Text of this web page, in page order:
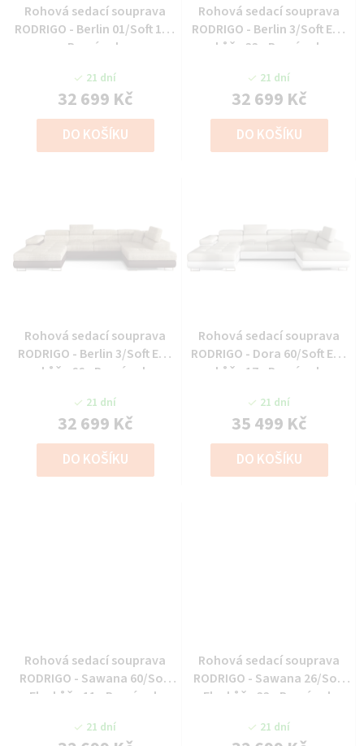
Rohová sedací souprava
RODRIGO - Berlin 01/Soft 17 -
Pravý roh
21 dní
32 699 Kč
DO KOŠÍKU
Rohová sedací souprava
RODRIGO - Berlin 3/Soft Eko
kůže 33 - Pravý roh
21 dní
32 699 Kč
DO KOŠÍKU
Rohová sedací souprava
RODRIGO - Berlin 3/Soft Eko
kůže 66 - Pravý roh
21 dní
32 699 Kč
DO KOŠÍKU
Rohová sedací souprava
RODRIGO - Dora 60/Soft Eko
kůže 17 - Pravý roh
21 dní
35 499 Kč
DO KOŠÍKU
Rohová sedací souprava
RODRIGO - Sawana 60/Soft
Eko kůže 11 - Pravý roh
21 dní
Rohová sedací souprava
RODRIGO - Sawana 26/Soft
Eko kůže 33 - Pravý roh
21 dní